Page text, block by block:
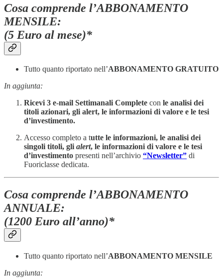
Cosa comprende l’ABBONAMENTO
MENSILE:
(5 Euro al mese)*
Tutto quanto riportato nell’ABBONAMENTO GRATUITO
In aggiunta:
Ricevi 3 e-mail Settimanali Complete con le analisi dei
titoli azionari, gli alert, le informazioni di valore e le tesi
d’investimento.
Accesso completo a tutte le informazioni, le analisi dei
singoli titoli, glialert, le informazioni di valore e le tesi
d’investimento presenti nell’archivio “Newsletter” di
Fuoriclasse dedicata.
Cosa comprende l’ABBONAMENTO
ANNUALE:
(1200 Euro all’anno)*
Tutto quanto riportato nell’ABBONAMENTO MENSILE
In aggiunta: